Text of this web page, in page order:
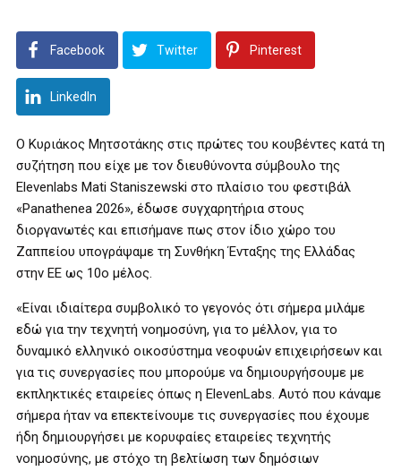
Facebook Twitter Pinterest
LinkedIn
Ο Κυριάκος Μητσοτάκης στις πρώτες του κουβέντες κατά τη
συζήτηση που είχε με τον διευθύνοντα σύμβουλο της
Elevenlabs Mati Staniszewski στο πλαίσιο του φεστιβάλ
«Panathenea 2026», έδωσε συγχαρητήρια στους
διοργανωτές και επισήμανε πως στον ίδιο χώρο του
Ζαππείου υπογράψαμε τη Συνθήκη Ένταξης της Ελλάδας
στην ΕΕ ως 10ο μέλος.
«Είναι ιδιαίτερα συμβολικό το γεγονός ότι σήμερα μιλάμε
εδώ για την τεχνητή νοημοσύνη, για το μέλλον, για το
δυναμικό ελληνικό οικοσύστημα νεοφυών επιχειρήσεων και
για τις συνεργασίες που μπορούμε να δημιουργήσουμε με
εκπληκτικές εταιρείες όπως η ElevenLabs. Αυτό που κάναμε
σήμερα ήταν να επεκτείνουμε τις συνεργασίες που έχουμε
ήδη δημιουργήσει με κορυφαίες εταιρείες τεχνητής
νοημοσύνης, με στόχο τη βελτίωση των δημόσιων